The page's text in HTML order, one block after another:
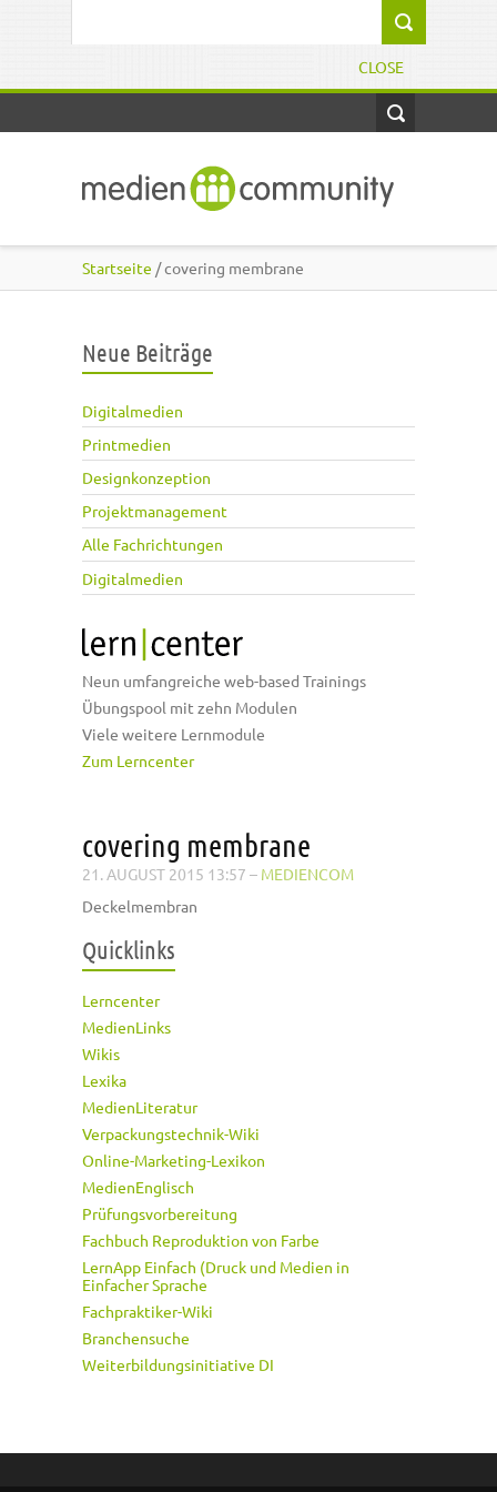
CLOSE
Startseite / covering membrane
Neue Beiträge
Digitalmedien
Printmedien
Designkonzeption
Projektmanagement
Alle Fachrichtungen
Digitalmedien
Neun umfangreiche web-based Trainings
Übungspool mit zehn Modulen
Viele weitere Lernmodule
Zum Lerncenter
covering membrane
21. AUGUST 2015 13:57 – MEDIENCOM
Deckelmembran
Quicklinks
Lerncenter
MedienLinks
Wikis
Lexika
MedienLiteratur
Verpackungstechnik-Wiki
Online-Marketing-Lexikon
MedienEnglisch
Prüfungsvorbereitung
Fachbuch Reproduktion von Farbe
LernApp Einfach (Druck und Medien in
Einfacher Sprache
Fachpraktiker-Wiki
Branchensuche
Weiterbildungsinitiative DI